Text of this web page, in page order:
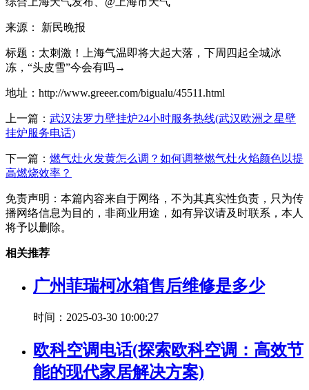
来源： 新民晚报
标题：太刺激！上海气温即将大起大落，下周四起全城冰
冻，“头皮雪”今会有吗→
地址：http://www.greeer.com/bigualu/45511.html
上一篇： 武汉法罗力壁挂炉24小时服务热线(武汉欧洲之星壁
挂炉服务电话)
下一篇： 燃气灶火发黄怎么调？如何调整燃气灶火焰颜色以提
高燃烧效率？
免责声明：本篇内容来自于网络，不为其真实性负责，只为传
播网络信息为目的，非商业用途，如有异议请及时联系，本人
将予以删除。
相关推荐
广州菲瑞柯冰箱售后维修是多少
时间：2025-03-30 10:00:27
欧科空调电话(探索欧科空调：高效节
能的现代家居解决方案)